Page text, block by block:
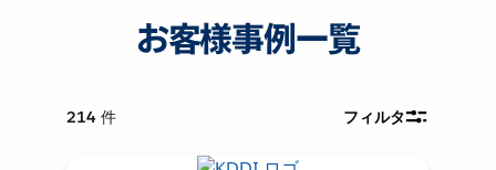
お客様事例一覧
214 件 フィルタ